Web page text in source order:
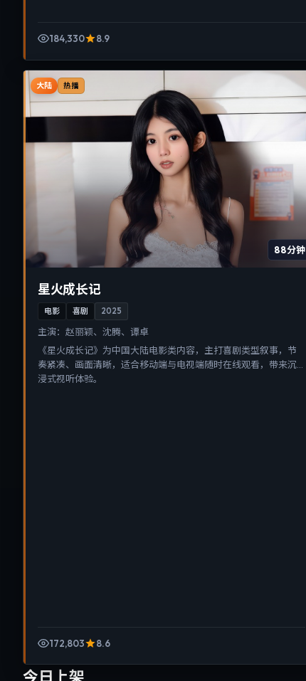
184,330 8.9
大陆 热播
88分钟
星火成长记
电影 喜剧 2025
主演： 赵丽颖、沈腾、谭卓
《星火成长记》为中国大陆电影类内容，主打喜剧类型叙事，节
奏紧凑、画面清晰，适合移动端与电视端随时在线观看，带来沉
浸式视听体验。
172,803 8.6
今日上架